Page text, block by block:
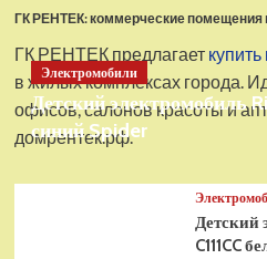
ГК РЕНТЕК: коммерческие помещения
ГК РЕНТЕК предлагает
в жилых комплексах города.
офисов, салонов красоты и
домрентек.рф.
Электромобили
Детский электромобиль
синий Spider
Детский
C111CC